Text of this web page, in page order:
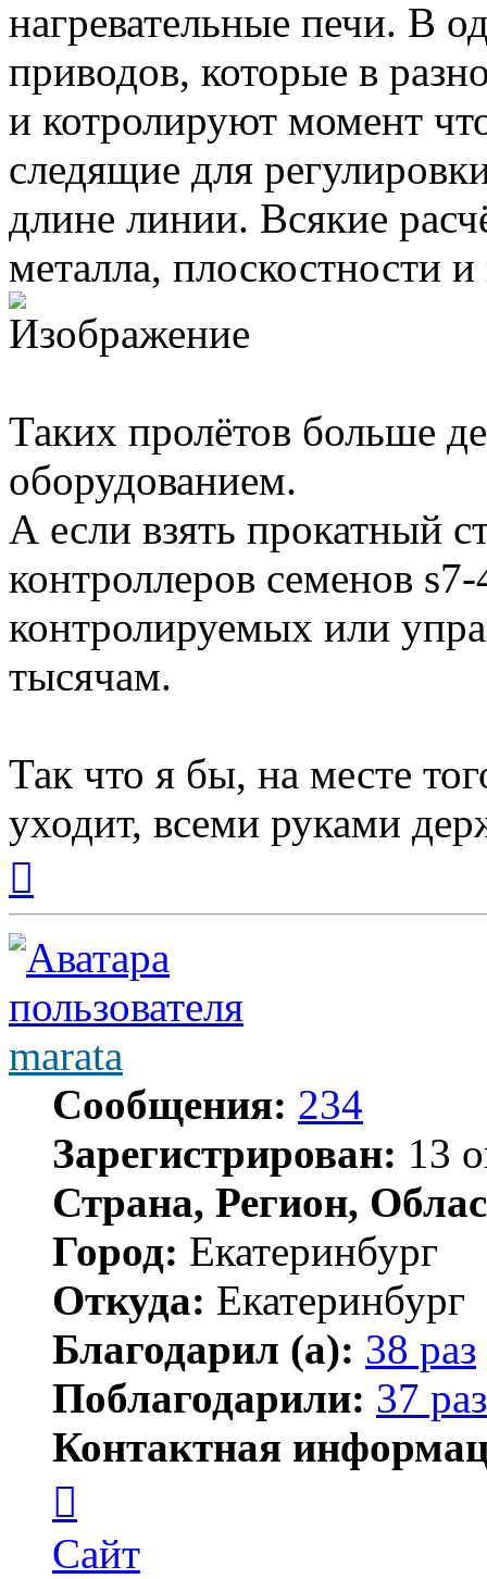
нагревательные печи. В
приводов, которые в
и котролируют момент
следящие для
длине линии. Всякие
металла, плоскостности
Таких пролётов больше
оборудованием.
А если взять прокатный
контроллеров семенов
контролируемых или
тысячам.
Так что я бы, на месте
уходит, всеми руками
началу
marata
Сообщения: 234
Зарегистрирован: 13
Страна, Регион,
Город: Екатеринбург
Откуда: Екатеринбург
Благодарил (а): 38 раз
Поблагодарили: 37 раз
Контактная
пользователя
marata
Сайт